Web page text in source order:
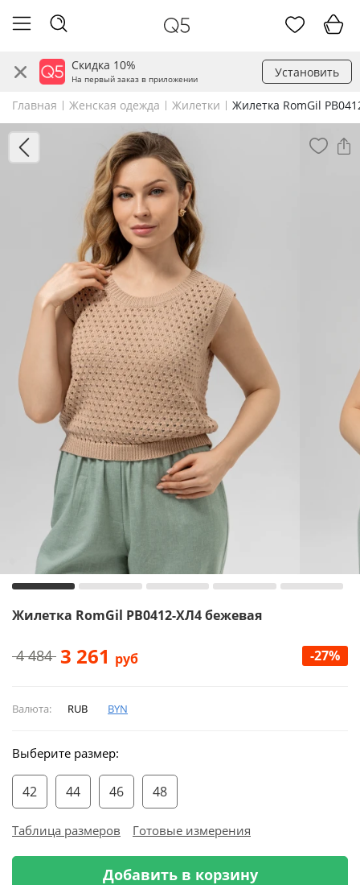
Скидка 10%
На первый заказ в приложении Установить
Главная Женская одежда Жилетки Жилетка RomGil
Жилетка RomGil РВ0412-ХЛ4 бежевая
4 484 3 261 руб -27%
Валюта: RUB BYN
Выберите размер:
42 44 46 48
Таблица размеров Готовые измерения
Добавить в корзину